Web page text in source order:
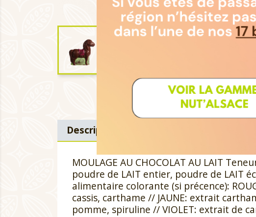
Description
MOULAGE AU CHOCOLAT AU LAIT
poudre de LAIT entier, poudre de LAIT
alimentaire colorante (si précence):
cassis, carthame // JAUNE: extrait
pomme, spiruline // VIOLET: extrait de